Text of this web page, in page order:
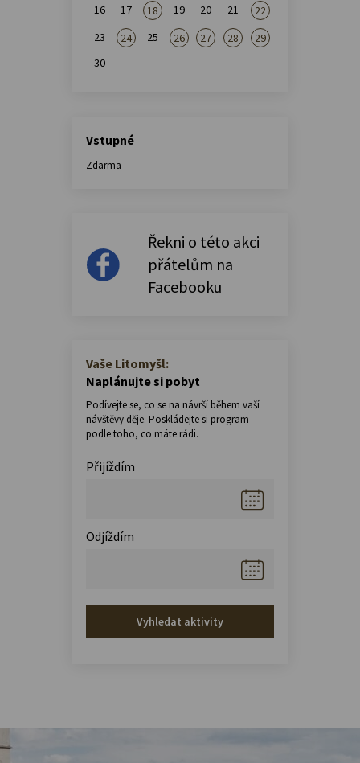
16
17 18 19 20 21
22
23
24 25 26 27 28
29
30
Vstupné
Zdarma
Řekni o této akci
přátelům na
Facebooku
Vaše Litomyšl:
Naplánujte si pobyt
Podívejte se, co se na návrší během vaší
návštěvy děje. Poskládejte si program
podle toho, co máte rádi.
Přijíždím
Odjíždím
Vyhledat aktivity